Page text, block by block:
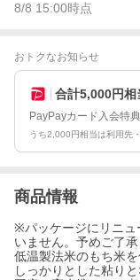
8/8 15:00時点
おトクなお知らせ
合計5,000円相
PayPayカード入会特
うち2,000円相当は利用先
商品情報
※パッケージにリニュ
いません。予めご了
低温製法米のもち米
しっかりとした粘り